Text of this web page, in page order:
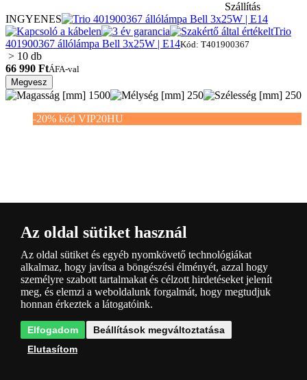
Szállítás
INGYENES
Trio
401900367 állólámpa Bell 3x25W | E14Kód: T401900367
> 10 db
66 990 FtÁFA-val
Megvesz
1500 250
250
-20% kód VIP20HU
(1x)
Trio 426410130 LED állólámpa Bellari 1x20W | 2300lm |
3000K
> 10 db
Aj. ár:50 991 Ft50 990 FtÁFA-val
Megtakarít -0 %
Az oldal sütiket használ
Az oldal sütiket és egyéb nyomkövető technológiákat
alkalmaz, hogy javítsa a böngészési élményét, azzal hogy
személyre szabott tartalmakat és célzott hirdetéseket jelenít
meg, és elemzi a weboldalunk forgalmát, hogy megtudjuk
honnan érkeztek a látogatóink.
Elfogadom
Beállítások megváltoztatása
Elutasítom